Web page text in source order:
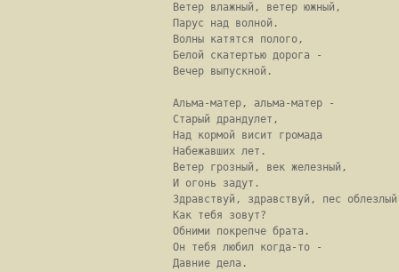
Ветер влажный, ветер южный,
Парус над волной.
Волны катятся полого,
Белой скатертью дорога -
Вечер выпускной.
Альма-матер, альма-матер -
Старый драндулет,
Над кормой висит громада
Набежавших лет.
Ветер грозный, век железный,
И огонь задут.
Здравствуй, здравствуй, пес
Как тебя зовут?
Обними покрепче брата.
Он тебя любил когда-то -
Давние дела.